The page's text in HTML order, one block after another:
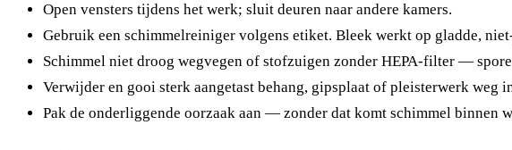
Open vensters tijdens het werk; sluit deuren naar andere kamers.
Gebruik een schimmelreiniger volgens etiket. Bleek werkt op gladde,
Schimmel niet droog wegvegen of stofzuigen zonder HEPA-filter —
Verwijder en gooi sterk aangetast behang, gipsplaat of pleisterwerk weg
Pak de onderliggende oorzaak aan — zonder dat komt schimmel binnen